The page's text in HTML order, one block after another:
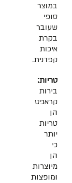
במוצר
סופי
שעובר
בקרת
איכות
קפדנית.
טריות:
בירות
קראפט
הן
טריות
יותר
כי
הן
מיוצרות
ומופצות